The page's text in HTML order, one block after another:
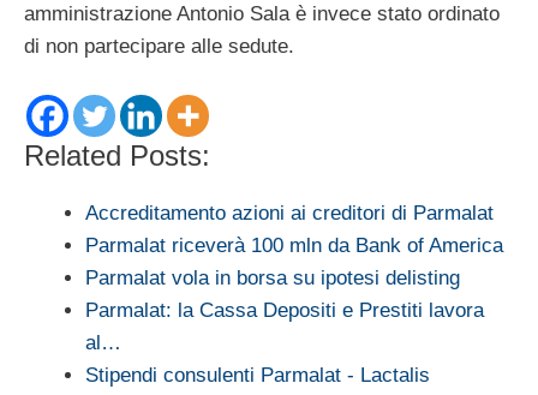
amministrazione Antonio Sala è invece stato ordinato
di non partecipare alle sedute.
Related Posts:
Accreditamento azioni ai creditori di Parmalat
Parmalat riceverà 100 mln da Bank of America
Parmalat vola in borsa su ipotesi delisting
Parmalat: la Cassa Depositi e Prestiti lavora
al…
Stipendi consulenti Parmalat - Lactalis